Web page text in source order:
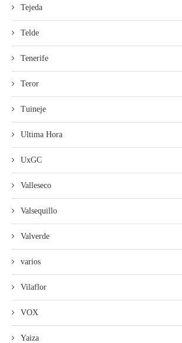
Tejeda
Telde
Tenerife
Teror
Tuineje
Ultima Hora
UxGC
Valleseco
Valsequillo
Valverde
varios
Vilaflor
VOX
Yaiza